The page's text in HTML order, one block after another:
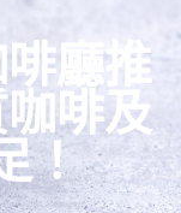
廳推
啡及
！